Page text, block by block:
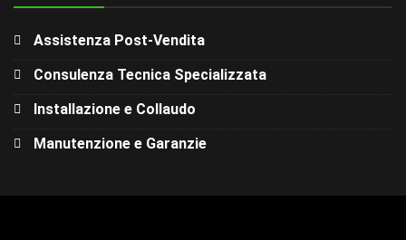
Assistenza Post-Vendita
Consulenza Tecnica Specializzata
Installazione e Collaudo
Manutenzione e Garanzie